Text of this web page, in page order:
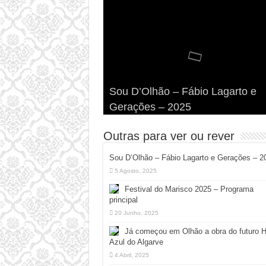
Sou D’Olhão – Fábio Lagarto e
Gerações – 2025
Armona: Música, Comida e
Diversão à Beira-Ria!
Taphani X Benkest: Vídeo Musical
na Ilha da Armona
“Lavar a Loiça” na Ilha dos
Hangares
Quatro Dias Mais Um de
Diversão!
Outras para ver ou rever
Sou D’Olhão – Fábio Lagarto e Gerações –
5 Agosto, 2025
Festival do Marisco 2025 – Programa
principal
20 Junho, 2025
Já começou em Olhão a obra do futuro
Azul do Algarve
4 Abril, 2025